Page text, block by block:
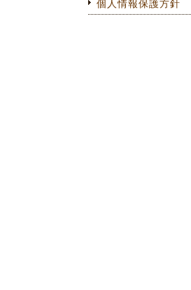
個人情報保護方針